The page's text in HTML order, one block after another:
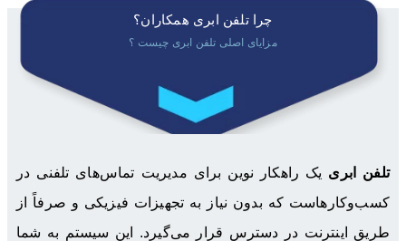
چرا تلفن ابری همکاران؟
مزایای اصلی تلفن ابری چیست ؟
تلفن ابری یک راهکار نوین برای مدیریت تماس‌های تلفنی در
کسب‌وکارهاست که بدون نیاز به تجهیزات فیزیکی و صرفاً از
طریق اینترنت در دسترس قرار می‌گیرد. این سیستم به شما